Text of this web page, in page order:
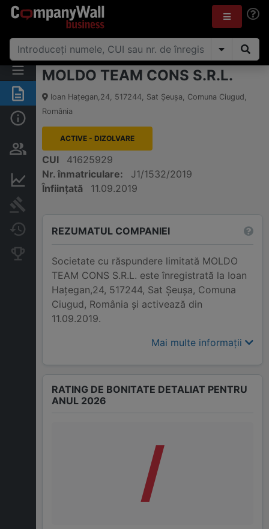
Rezumat
Persoane și structură de
proprietate
Informații financiare
Modificări
MOLDO TEAM CONS S.R.L.
Ioan Haţegan,24, 517244, Sat Şeuşa, Comuna Ciugud,
România
ACTIVE - DIZOLVARE
CUI
41625929
Nr. înmatriculare:
J1/1532/2019
Înființată
11.09.2019
REZUMATUL COMPANIEI
Societate cu răspundere limitată MOLDO
TEAM CONS S.R.L. este înregistrată la Ioan
Haţegan,24, 517244, Sat Şeuşa, Comuna
Ciugud, România și activează din
11.09.2019.
Mai multe informații
RATING DE BONITATE DETALIAT PENTRU
ANUL 2026
/